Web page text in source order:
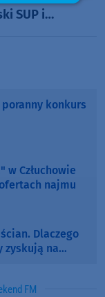
SUP i
strona
konkurs
w Człuchowie
najmu
Dlaczego
zyskują na
FM